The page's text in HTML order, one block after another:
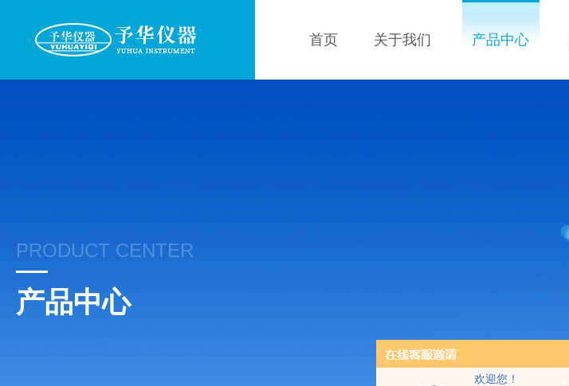
欢迎您！
首页 关于我们 产品中心
PRODUCT CENTER
产品中心